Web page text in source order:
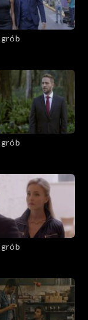
grób
grób
grób